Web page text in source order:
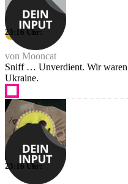
23:16 Uhr:
von Mooncat
Sniff … Unverdient. Wir waren
Ukraine.
23:16 Uhr: